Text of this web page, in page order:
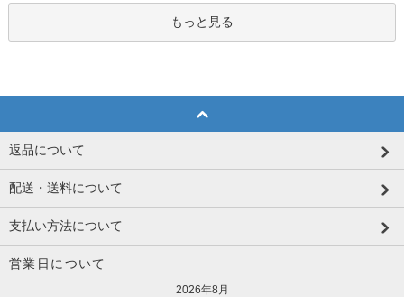
もっと見る
返品について
配送・送料について
支払い方法について
営業日について
2026年8月